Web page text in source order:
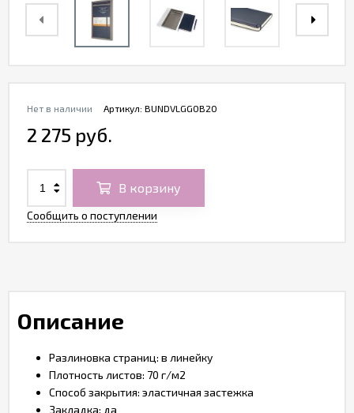
Артикул: BUNDVLGGOB20
Нет в наличии
2 275 руб.
В корзину
Сообщить о поступлении
Описание
Разлиновка страниц: в линейку
Плотность листов: 70 г/м2
Способ закрытия: эластичная застежка
Закладка: да